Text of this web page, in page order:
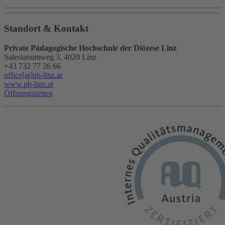
Standort & Kontakt
Private Pädagogische Hochschule der Diözese Linz
Salesianumweg 3, 4020 Linz
+43 732 77 26 66
office[at]ph-linz.at
www.ph-linz.at
Öffnungszeiten